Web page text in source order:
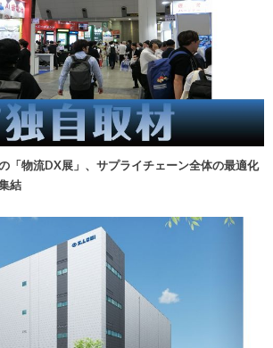
「物流DX展」、サプライチェーン全体の最適化
結